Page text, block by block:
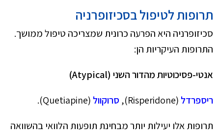
תרופות לטיפול בסכיזופרניה
סכיזופרניה היא הפרעה כרונית שמצריכה טיפול ממושך.
התרופות העיקריות הן:
אנטי-פסיכוטיות מהדור השני (Atypical
)
ריספרדל (Risperidone), סרוקוול (Quetiapine).
תרופות אלו יעילות יותר מבחינת תופעות הלוואי בהשוואה